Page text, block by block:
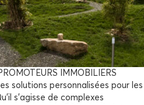
IMMOBILIERS
solutions personnalisées pour les
s’agisse de complexes